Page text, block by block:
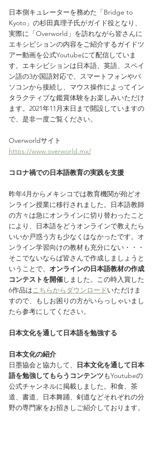
日本側キュレーターを務めた「Bridge to
Kyoto」の杉田真理子氏がガイド役となり、
実際に「Overworld」を訪れながら皆さんに
エキシビションの内容をご紹介するガイドツ
アー動画を公式Youtubeにて配信していま
す。エキシビションは日本語、英語、スペイ
ン語の3か国語対応で、スマートフォンやパ
ソコンから接続し、マウス操作によってイン
タラクティブな鑑賞体験をお楽しみいただけ
ます。2021年11月末日まで開設していますの
で、是非一度ご覧ください。
Overworldサイト
https://www.overworld.mx/
コロナ禍での日本語教育の実践を支援
昨年4月からメキシコでは教育機関が殆どオ
ンライン授業に移行されました。日本語教師
の方々は急にオンラインに切り替わったこと
により、日本語をどうオンラインで教えたら
いいか戸惑う方も少なくはなかったです。オ
ンライン学習向けの教材も充分にない・・・
そこでないならば皆さんで作成しましょうと
いうことで、 オンラインの日本語教材の作成
コンテストを開催しました。この時入賞した
6作品はこちらからダウンロードいただけま
すので、もしお困りの方がいらっしゃいまし
たら参考にしてください。
日本文化を通して日本語を勉強する
日本文化の紹介
日墨協会と協力して、
日本文化を通して日本
語を勉強してもらうコンテンツもYoutubeの
公式チャンネルに掲載しました。和食、茶
道、書道、日本舞踊、剣道などそれぞれの分
野の専門家をお招きしご紹介しております。